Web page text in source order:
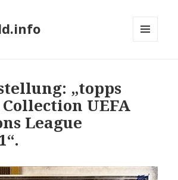
„topps
UEFA
League